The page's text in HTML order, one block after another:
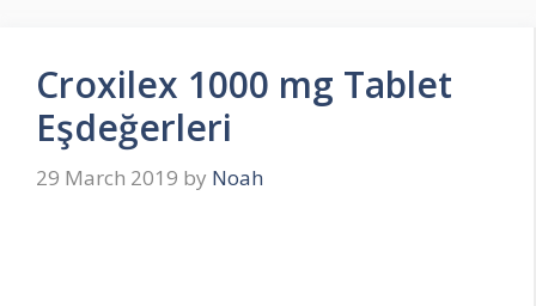
Croxilex 1000 mg Tablet
Eşdeğerleri
29 March 2019 by Noah